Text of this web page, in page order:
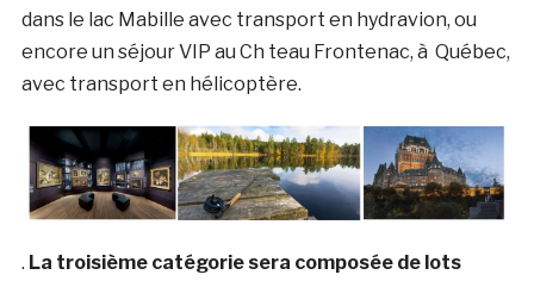
dans le lac Mabille avec transport en hydravion, ou
encore un séjour VIP au Ch teau Frontenac, à Québec,
avec transport en hélicoptère.
. La troisième catégorie sera composée de lots